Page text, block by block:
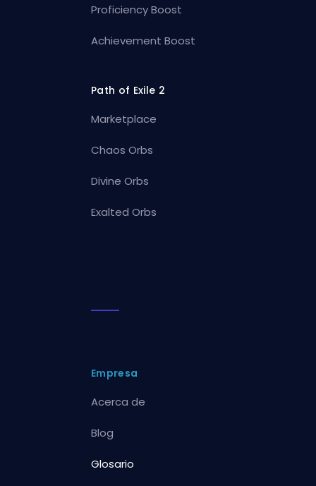
Proficiency Boost
Achievement Boost
Path of Exile 2
Marketplace
Chaos Orbs
Divine Orbs
Exalted Orbs
Empresa
Acerca de
Blog
Glosario